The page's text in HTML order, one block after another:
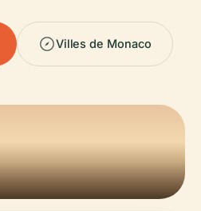
Villes de Monaco